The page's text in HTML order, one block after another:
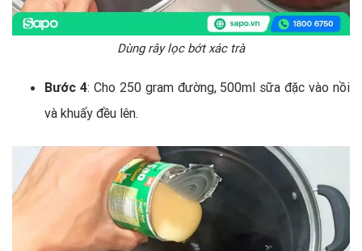
Dùng rây lọc bớt xác trà
Bước 4: Cho 250 gram đường, 500ml sữa đặc vào nồi
và khuấy đều lên.